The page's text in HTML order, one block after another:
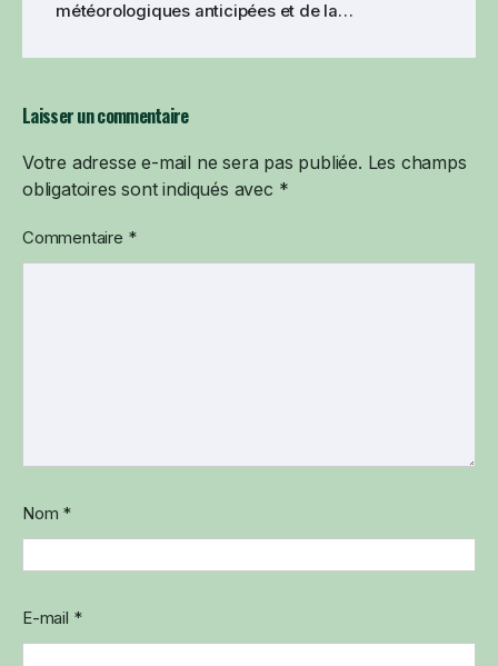
météorologiques anticipées et de la…
Laisser un commentaire
Votre adresse e-mail ne sera pas publiée. Les champs
obligatoires sont indiqués avec *
Commentaire *
Nom *
E-mail *
Alternative: